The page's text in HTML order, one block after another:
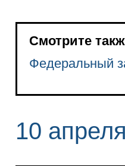
Смотрите
Федеральный
10